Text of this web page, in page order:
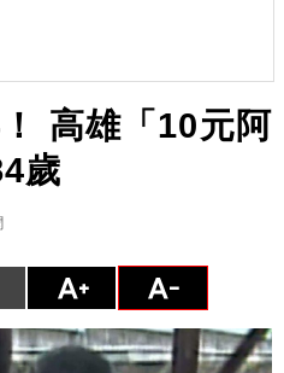
高雄「10元阿
歲